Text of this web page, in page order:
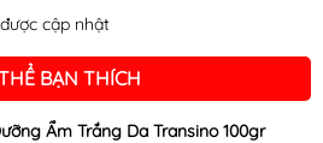
cập nhật
BẠN THÍCH
Ẩm Trắng Da Transino 100gr